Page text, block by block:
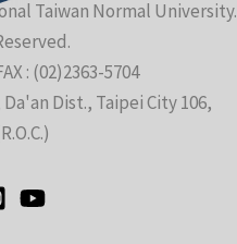
Taiwan Normal University.
: (02)2363-5704
Da'an Dist., Taipei City 106,